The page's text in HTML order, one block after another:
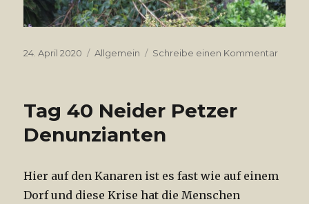
Veröffentlicht
24. April 2020 Kategorien
Allgemein Schreibe einen Kommentar
Tag 40 Neider Petzer
Denunzianten
Hier auf den Kanaren ist es fast wie auf einem
Dorf und diese Krise hat die Menschen